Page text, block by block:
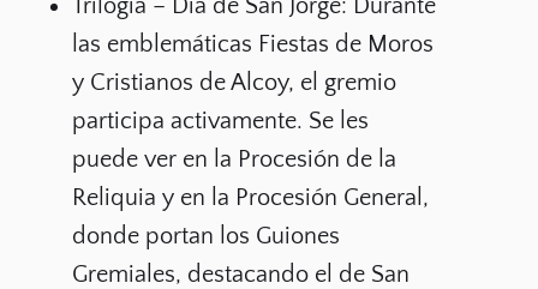
Trilogía – Día de San Jorge: Durante
las emblemáticas Fiestas de Moros
y Cristianos de Alcoy, el gremio
participa activamente. Se les
puede ver en la Procesión de la
Reliquia y en la Procesión General ,
donde portan los Guiones
Gremiales, destacando el de San